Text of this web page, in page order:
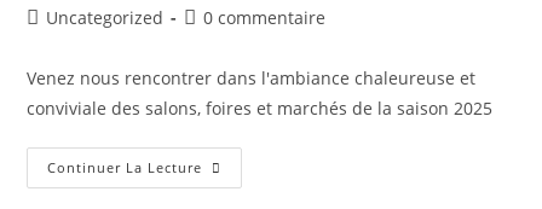
Uncategorized
0 commentaire
Venez nous rencontrer dans l'ambiance chaleureuse et
conviviale des salons, foires et marchés de la saison 2025
Continuer La Lecture